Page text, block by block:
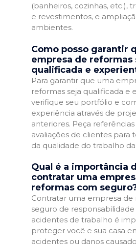
(banheiros, cozinhas, etc.),
e revestimentos, e
ambientes.
Como posso garantir
empresa de reformas
qualificada e
Para garantir que uma
reformas seja qualificada e
verifique seu portfólio e
experiência através de
anteriores. Peça
avaliações de clientes para
da qualidade do trabalho
Qual é a importância
contratar uma
reformas com
Contratar uma empresa de
seguro de responsabilidade
acidentes de trabalho é
proteger você e sua casa
acidentes ou danos